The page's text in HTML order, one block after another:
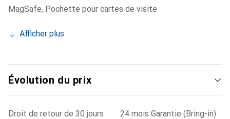
MagSafe, Pochette pour cartes de visite
Afficher plus
Évolution du prix
Droit de retour de 30 jours
24 mois Garantie (Bring-in)